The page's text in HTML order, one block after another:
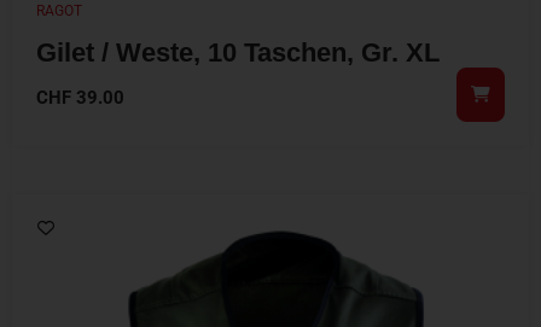
RAGOT
Gilet / Weste, 10 Taschen, Gr. XL
CHF 39.00